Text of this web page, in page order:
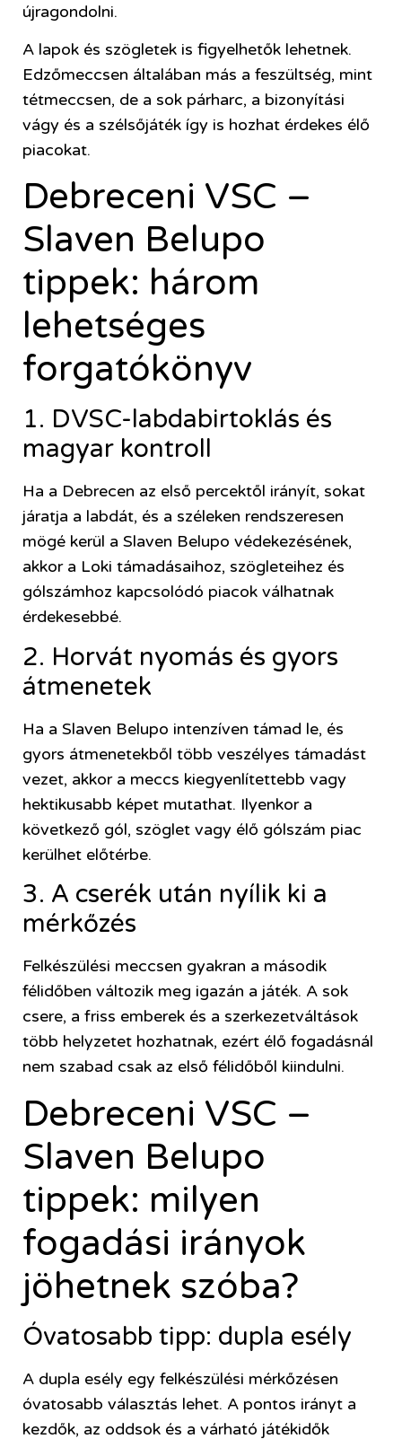
újragondolni.
A lapok és szögletek is figyelhetők lehetnek.
Edzőmeccsen általában más a feszültség, mint
tétmeccsen, de a sok párharc, a bizonyítási
vágy és a szélsőjáték így is hozhat érdekes élő
piacokat.
Debreceni VSC –
Slaven Belupo
tippek: három
lehetséges
forgatókönyv
1. DVSC-labdabirtoklás és
magyar kontroll
Ha a Debrecen az első percektől irányít, sokat
járatja a labdát, és a széleken rendszeresen
mögé kerül a Slaven Belupo védekezésének,
akkor a Loki támadásaihoz, szögleteihez és
gólszámhoz kapcsolódó piacok válhatnak
érdekesebbé.
2. Horvát nyomás és gyors
átmenetek
Ha a Slaven Belupo intenzíven támad le, és
gyors átmenetekből több veszélyes támadást
vezet, akkor a meccs kiegyenlítettebb vagy
hektikusabb képet mutathat. Ilyenkor a
következő gól, szöglet vagy élő gólszám piac
kerülhet előtérbe.
3. A cserék után nyílik ki a
mérkőzés
Felkészülési meccsen gyakran a második
félidőben változik meg igazán a játék. A sok
csere, a friss emberek és a szerkezetváltások
több helyzetet hozhatnak, ezért élő fogadásnál
nem szabad csak az első félidőből kiindulni.
Debreceni VSC –
Slaven Belupo
tippek: milyen
fogadási irányok
jöhetnek szóba?
Óvatosabb tipp: dupla esély
A dupla esély egy felkészülési mérkőzésen
óvatosabb választás lehet. A pontos irányt a
kezdők, az oddsok és a várható játékidők